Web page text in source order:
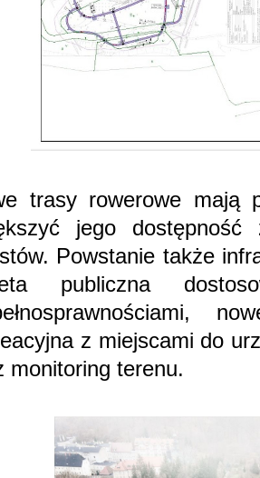
trasy rowerowe mają
jego
Powstanie także
publiczna
z miejscami do
monitoring terenu.